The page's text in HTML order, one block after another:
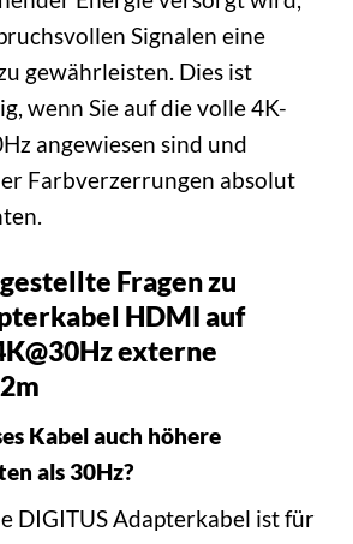
Signalen eine
gewährleisten. Dies ist
wenn Sie auf die volle 4K-
angewiesen sind und
Farbverzerrungen absolut
Fragen zu
HDMI auf
externe
Kabel auch höhere
als 30Hz?
DIGITUS Adapterkabel ist für